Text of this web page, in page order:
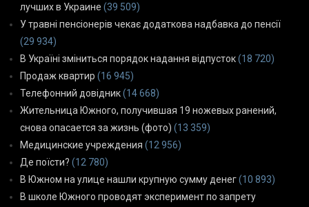
лучших в Украине (39 509)
У травні пенсіонерів чекає додаткова надбавка до пенсії
(29 934)
В Україні зміниться порядок надання відпусток(18 720)
Продаж квартир (16 945)
Телефонний довідник(14 668)
Жительница Южного, получившая 19 ножевых ранений,
снова опасается за жизнь (фото) (13 359)
Медицинские учреждения (12 956)
Де поїсти? (12 780)
В Южном на улице нашли крупную сумму денег(10 893)
В школе Южного проводят эксперимент по запрету